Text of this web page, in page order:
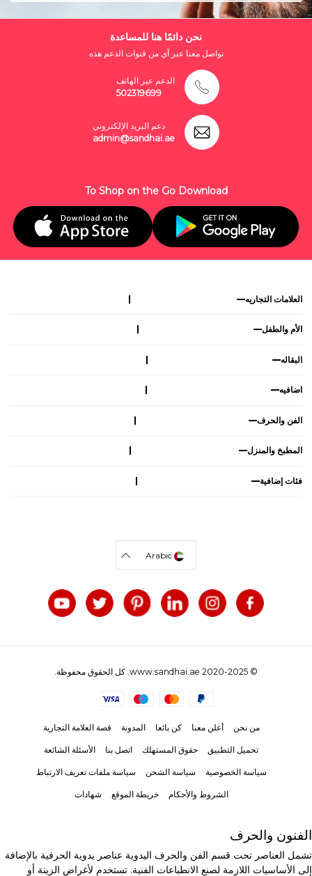
نحن دائمًا هنا للمساعدة
تواصل معنا عبر أي من قنوات الدعم هذه
الدعم عبر الهاتف
502319699
دعم البريد الإلكتروني
admin@sandhai.ae
To Shop on the Go Download
العلامات التجاريه
الأم والطفل
البقاله
اضافيه
الفن والحرف
المطبخ والمنزل
فئات إضافية
Arabic
© 2020-2025 www.sandhai.ae. كل الحقوق محفوظة.
من نحن أعلن معنا كن بائعا المدونة قصة العلامة التجارية
تحميل التطبيق حقوق المستهلك اتصل بنا الأسئلة الشائعة
سياسة الخصوصية سياسة الشحن سياسة ملفات تعريف الارتباط
الشروط والأحكام خريطة الموقع شهادات
الفنون والحرف
تشمل العناصر تحت قسم الفن والحرف اليدوية عناصر يدوية الحرفية بالإضافة
إلى الأساسيات اللازمة لصنع الانطباعات الفنية. تستخدم لأغراض الزينة أو